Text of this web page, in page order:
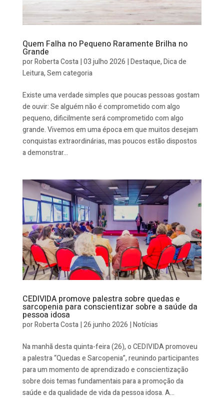
Quem Falha no Pequeno Raramente Brilha no
Grande
porRoberta Costa|03 julho 2026 |Destaque,Dica de
Leitura,Sem categoria
Existe uma verdade simples que poucas pessoas gostam
de ouvir: Se alguém não é comprometido com algo
pequeno, dificilmente será comprometido com algo
grande. Vivemos em uma época em que muitos desejam
conquistas extraordinárias, mas poucos estão dispostos
a demonstrar...
CEDIVIDA promove palestra sobre quedas e
sarcopenia para conscientizar sobre a saúde da
pessoa idosa
porRoberta Costa|26 junho 2026 |Notícias
Na manhã desta quinta-feira (26), o CEDIVIDA promoveu
a palestra “Quedas e Sarcopenia”, reunindo participantes
para um momento de aprendizado e conscientização
sobre dois temas fundamentais para a promoção da
saúde e da qualidade de vida da pessoa idosa. A...